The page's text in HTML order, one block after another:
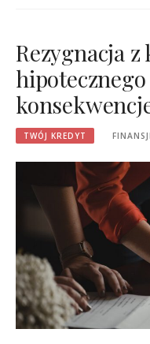
Rezygnacja
TWÓJ KREDYT